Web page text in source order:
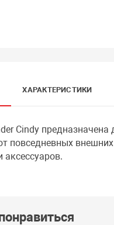
ХАРАКТЕРИСТИКИ
Cindy
повседневных
аксессуаров.